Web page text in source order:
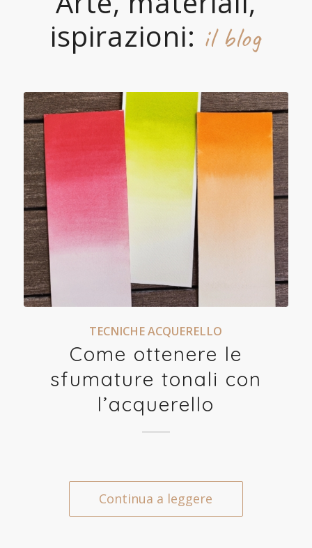
ispirazioni: il blog
TECNICHE ACQUERELLO
Come ottenere le
sfumature tonali con
l’acquerello
Continua a leggere